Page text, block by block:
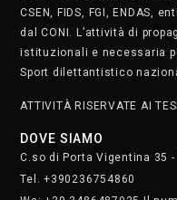
CSEN, FIDS, FGI, ENDAS,
dal CONI. L’attività di
istituzionali e necessaria
Sport dilettantistico
ATTIVITÀ RISERVATE AI
DOVE SIAMO
C.so di Porta Vigentina 35
Tel. +390236754860